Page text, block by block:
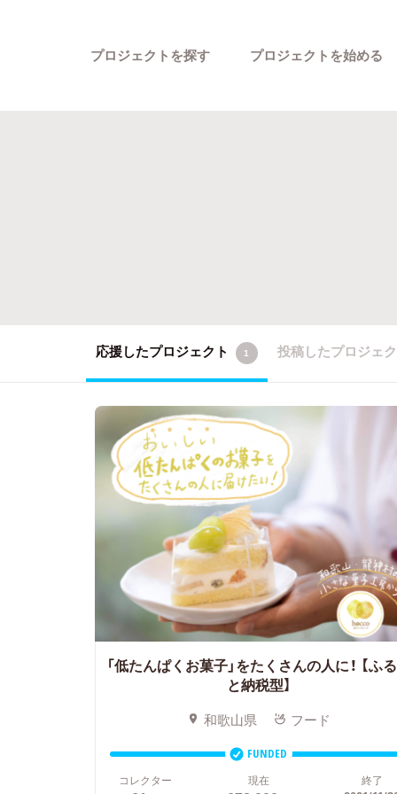
プロジェクトを探す プロジェクトを始める
応援したプロジェクト 1 投稿したプロジェ
「低たんぱくお菓子」をたくさんの人に！ 【ふ
と納税型】
和歌山県 フード
FUNDED
コレクター
現在 終了